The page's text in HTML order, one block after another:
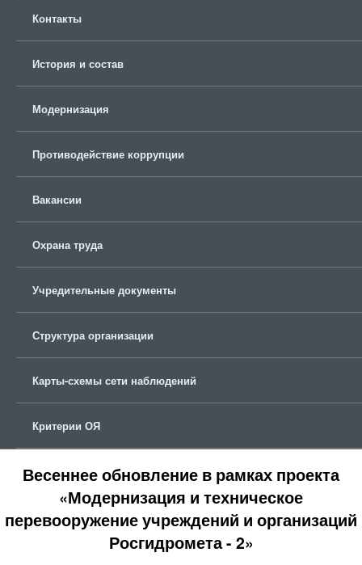
Контакты
История и состав
Модернизация
Противодействие коррупции
Вакансии
Охрана труда
Учредительные документы
Структура организации
Карты-схемы сети наблюдений
Критерии ОЯ
Весеннее обновление в рамках проекта
«Модернизация и техническое
перевооружение учреждений и организаций
Росгидромета - 2»